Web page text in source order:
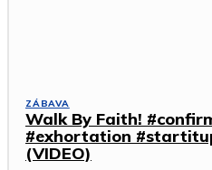
ZÁBAVA
Walk By Faith!
#exhortation
(VIDEO)